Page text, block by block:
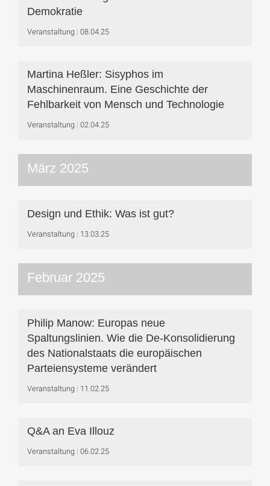
Demokratie
Veranstaltung 08.04.25
Martina Heßler: Sisyphos im
Maschinenraum. Eine Geschichte der
Fehlbarkeit von Mensch und Technologie
Veranstaltung 02.04.25
März 2025
Design und Ethik: Was ist gut?
Veranstaltung 13.03.25
Februar 2025
Philip Manow: Europas neue
Spaltungslinien. Wie die De-Konsolidierung
des Nationalstaats die europäischen
Parteiensysteme verändert
Veranstaltung 11.02.25
Q&A an Eva Illouz
Veranstaltung 06.02.25